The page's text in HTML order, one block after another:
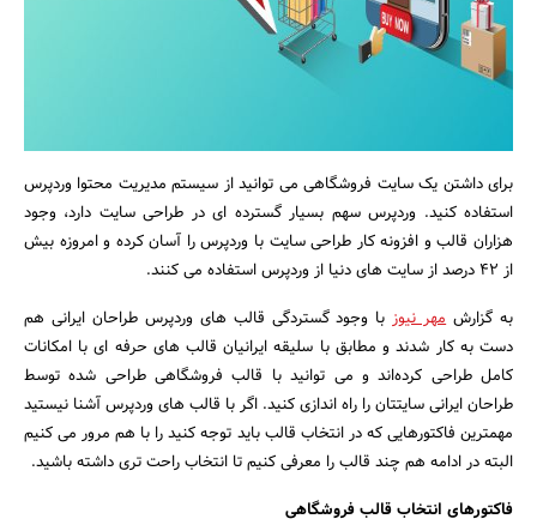
برای داشتن یک سایت فروشگاهی می توانید از سیستم مدیریت محتوا وردپرس
استفاده کنید. وردپرس سهم بسیار گسترده ای در طراحی سایت دارد، وجود
هزاران قالب و افزونه کار طراحی سایت با وردپرس را آسان کرده و امروزه بیش
از ۴۲ درصد از سایت های دنیا از وردپرس استفاده می کنند.
به گزارشمهر نیوزبا وجود گستردگی قالب های وردپرس طراحان ایرانی هم
دست به کار شدند و مطابق با سلیقه ایرانیان قالب های حرفه ای با امکانات
کامل طراحی کرده‌اند و می توانید با قالب فروشگاهی طراحی شده توسط
طراحان ایرانی سایتتان را راه اندازی کنید. اگر با قالب های وردپرس آشنا نیستید
مهمترین فاکتورهایی که در انتخاب قالب باید توجه کنید را با هم مرور می کنیم
البته در ادامه هم چند قالب را معرفی ‌کنیم تا انتخاب راحت تری داشته باشید.
فاکتورهای انتخاب قالب فروشگاهی